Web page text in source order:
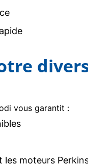
vous garantit :
moteurs